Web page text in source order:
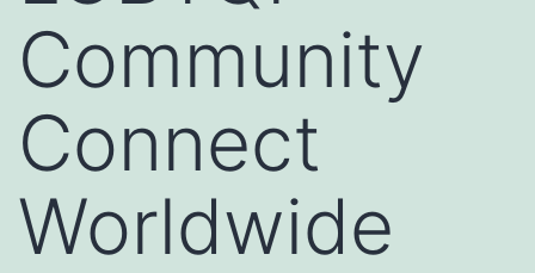
Community
Connect
Worldwide